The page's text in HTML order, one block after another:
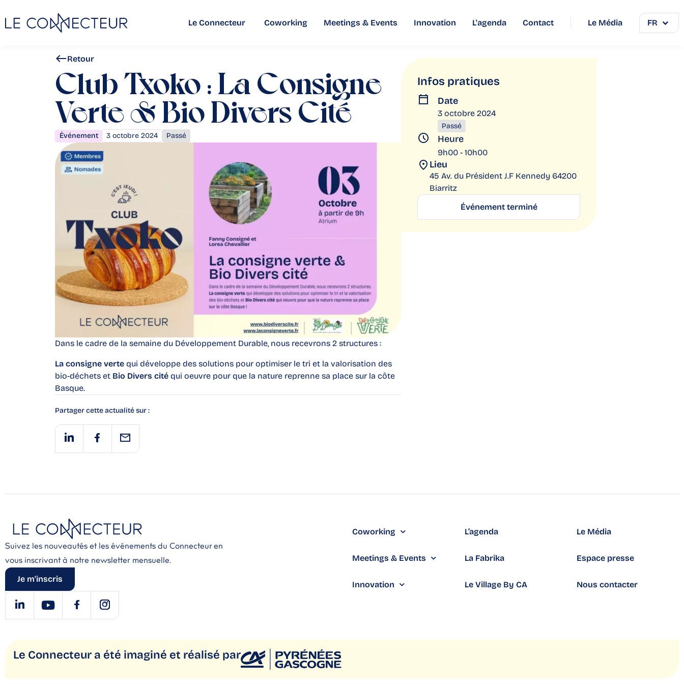
Le Connecteur Coworking Meetings & Events Innovation L'agenda Contact Le Média FR
Retour
Club Txoko : La Consigne
Verte & Bio Divers Cité
Événement 3 octobre 2024 Passé
Dans le cadre de la semaine du Développement Durable, nous recevrons 2 structures :
La consigne verte qui développe des solutions pour optimiser le tri et la valorisation des
bio-déchets et Bio Divers cité qui oeuvre pour que la nature reprenne sa place sur la côte
Basque.
Partager cette actualité sur :
Infos pratiques
Date
3 octobre 2024
Passé
Heure
9h00 - 10h00
Lieu
45 Av. du Président J.F Kennedy 64200
Biarritz
Événement terminé
Suivez les nouveautés et les événements du Connecteur en
vous inscrivant à notre newsletter mensuelle.
Je m'inscris
Coworking
Meetings & Events
Innovation
L’agenda
La Fabrika
Le Village By CA
Le Média
Espace presse
Nous contacter
Le Connecteur a été imaginé et réalisé par